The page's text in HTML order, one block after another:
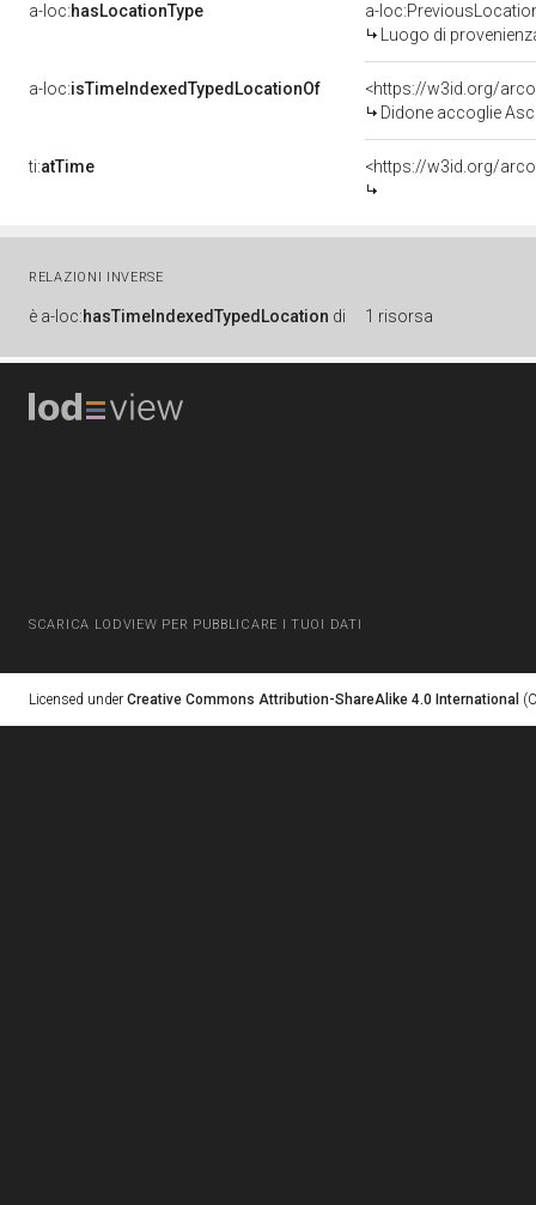
a-loc:hasLocationType
a-
Luogo di
a-loc:isTimeIndexedTypedLocationOf
<https://w3id.org/
Didone accoglie Ascanio, Acate e altri esuli
ti:atTime <https://w3id.org/
RELAZIONI INVERSE
è a-loc:hasTimeIndexedTypedLocation di 1 risorsa
SCARICA LODVIEW PER PUBBLICARE I TUOI DATI
Licensed under Creative Commons Attribution-ShareAlike 4.0 International